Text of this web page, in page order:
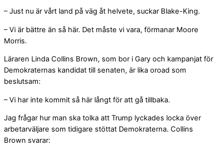
– Just nu är vårt land på väg åt helvete, suckar Blake-King.
– Vi är bättre än så här. Det måste vi vara, förmanar Moore
Morris.
Läraren Linda Collins Brown, som bor i Gary och kampanjat för
Demokraternas kandidat till senaten, är lika oroad som
beslutsam:
– Vi har inte kommit så här långt för att gå tillbaka.
Jag frågar hur man ska tolka att Trump lyckades locka över
arbetarväljare som tidigare stöttat Demokraterna. Collins
Brown svarar: